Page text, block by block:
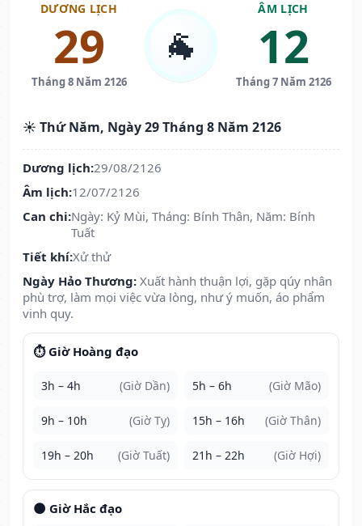
DƯƠNG LỊCH
29
Tháng 8 Năm 2126
🐐
ÂM LỊCH
12
Tháng 7 Năm 2126
☀️ Thứ Năm, Ngày 29 Tháng 8 Năm 2126
Dương lịch:29/08/2126
Âm lịch:12/07/2126
Can chi:Ngày: Kỷ Mùi, Tháng: Bính Thân, Năm: Bính
Tuất
Tiết khí:Xử thử
Ngày Hảo Thương: Xuất hành thuận lợi, gặp qúy nhân
phù trợ, làm mọi việc vừa lòng, như ý muốn, áo phẩm
vinh quy.
⏱️ Giờ Hoàng đạo
3h – 4h (Giờ Dần) 5h – 6h (Giờ Mão)
9h – 10h (Giờ Tỵ) 15h – 16h (Giờ Thân)
19h – 20h (Giờ Tuất) 21h – 22h (Giờ Hợi)
🌑 Giờ Hắc đạo